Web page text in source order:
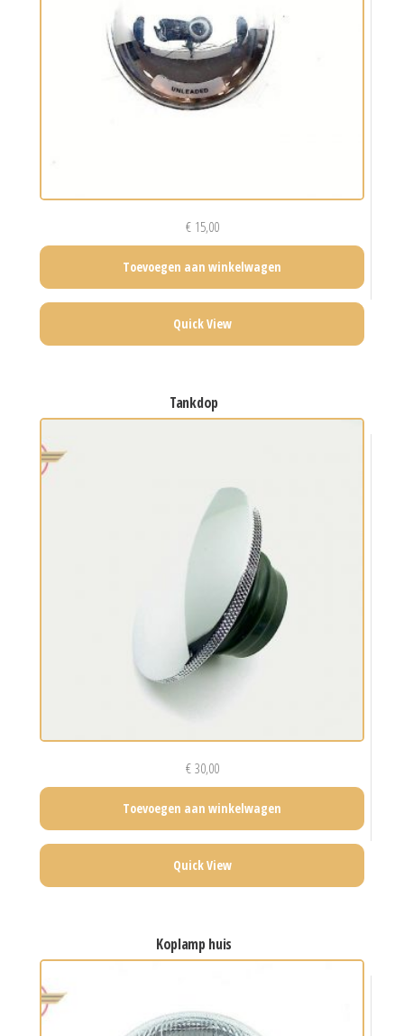
€15,00
Toevoegen aan winkelwagen
Quick View
tankdop
€30,00
Toevoegen aan winkelwagen
Quick View
koplamp huis